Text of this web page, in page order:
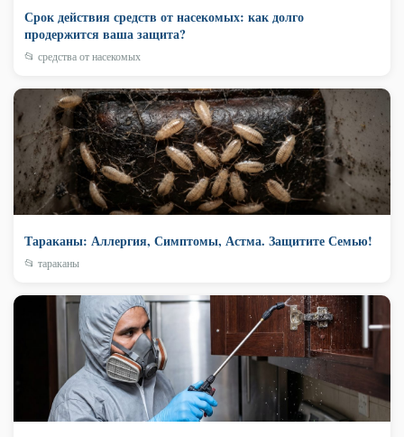
Срок действия средств от насекомых: как долго
продержится ваша защита?
📂 средства от насекомых
Тараканы: Аллергия, Симптомы, Астма. Защитите Семью!
📂 тараканы